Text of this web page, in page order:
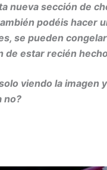
nueva sección de
podéis hacer
se pueden
de estar recién
viendo la imagen
no?